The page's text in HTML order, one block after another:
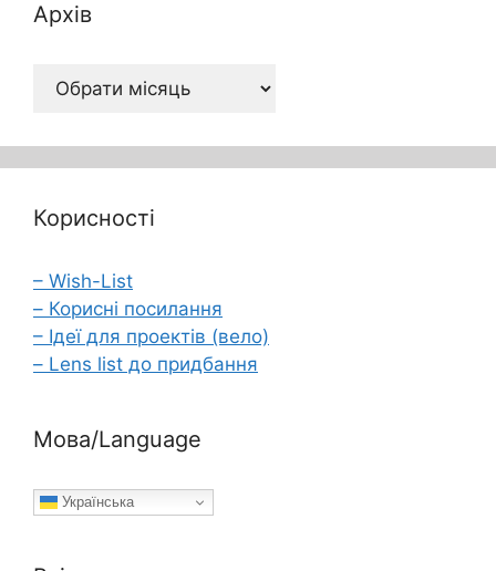
Архів
Архів
Корисності
– Wish-List
– Корисні посилання
– Ідеї для проектів (вело)
– Lens list до придбання
Мова/Language
Українська